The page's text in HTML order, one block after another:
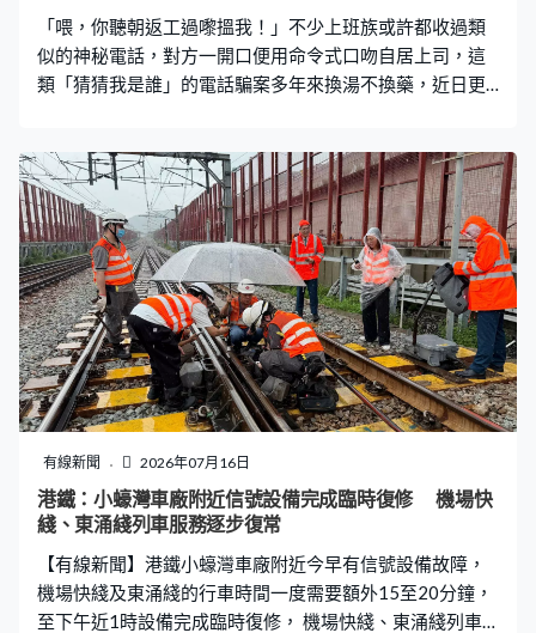
即時報警。 施暴者僅被「
「喂，你聽朝返工過嚟搵我！」不少上班族或許都收過類
似的神秘電話，對方一開口便用命令式口吻自居上司，這
類「猜猜我是誰」的電話騙案多年來換湯不換藥，近日更
騙徒要求轉帳5萬元「利是錢」的詐騙套路，並踢爆其偽裝
面具。 「陳總」連環call 藉口送禮急要5萬元轉數快 節目
組早前接獲一個由「9」字頭號碼打來的來電，電話中一名
帶有鄉音的男子劈頭便吩咐記者「第二日返工嚟搵我」。
記者決定將計就計，順着對方的話頭，假裝誤認其為公司
高層「陳總」，並藉口詢問辦公室新地址，騙徒隨即稱
「我聽朝去到公司我再打畀你」。 翌日「陳總」果真再度
來電，當得知記者已在公司，他佯稱自己正在接待兩位
「上司」商討要事，要求記者稍候。約10分鐘後，騙徒第
三度致電並正式切入正題，「有個急事想你幫手，啱先有
兩個上司過咗嚟我呢度，前幾日我請人哋辦事，我想送啲
禮畀佢哋。我都準備兩個利是，點知佢哋話而家唔方便收
現金，我就想入落佢個戶口。我想問下你嗰邊嗰啲銀紙方
現金你。」 騙徒以對方表示「不方便收
有線新聞 2026年07月16日
港鐵：小蠔灣車廠附近信號設備完成臨時復修 機場快
綫、東涌綫列車服務逐步復常
【有線新聞】港鐵小蠔灣車廠附近今早有信號設備故障，
機場快綫及東涌綫的行車時間一度需要額外15至20分鐘，
至下午近1時設備完成臨時復修， 機場快綫、東涌綫列車